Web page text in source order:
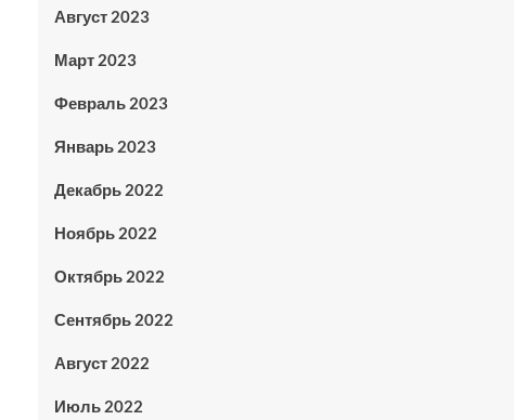
Август 2023
Март 2023
Февраль 2023
Январь 2023
Декабрь 2022
Ноябрь 2022
Октябрь 2022
Сентябрь 2022
Август 2022
Июль 2022